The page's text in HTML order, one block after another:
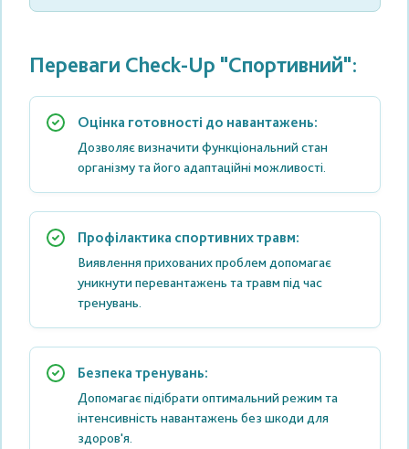
Переваги Check-Up "Спортивний":
Оцінка готовності до навантажень:
Дозволяє визначити функціональний стан
організму та його адаптаційні можливості.
Профілактика спортивних травм:
Виявлення прихованих проблем допомагає
уникнути перевантажень та травм під час
тренувань.
Безпека тренувань:
Допомагає підібрати оптимальний режим та
інтенсивність навантажень без шкоди для
здоров'я.